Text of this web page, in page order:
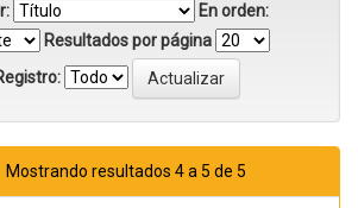
En orden:
Resultados por página
Mostrando resultados 4 a 5 de 5